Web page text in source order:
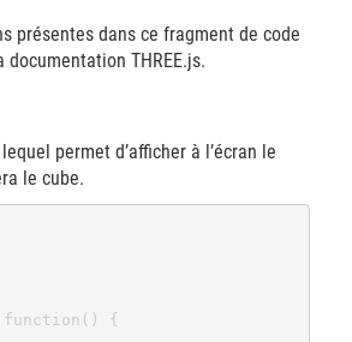
présentes dans ce fragment de code
THREE.js.
permet d’afficher à l’écran le
le cube.
function() {